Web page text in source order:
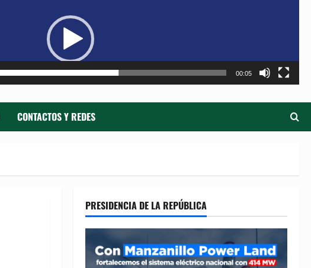
00:05
CONTACTOS Y REDES
PRESIDENCIA DE LA REPÚBLICA